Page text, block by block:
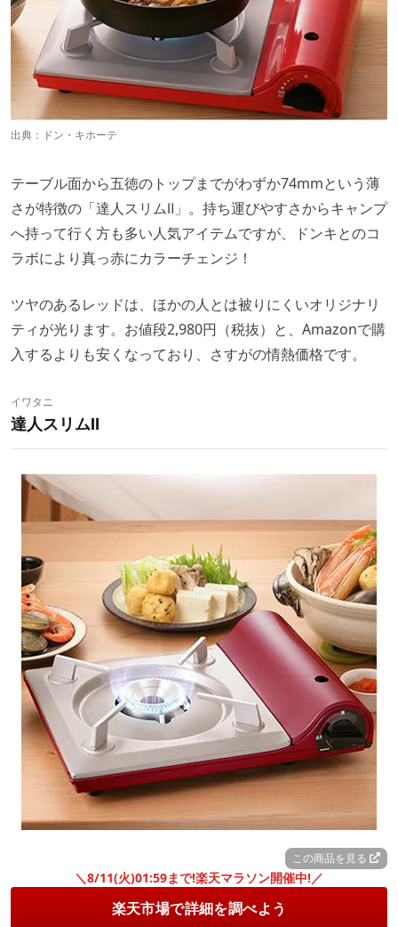
出典： ドン・キホーテ
テーブル面から五徳のトップまでがわずか74mmという薄
さが特徴の「達人スリムⅡ」。持ち運びやすさからキャンプ
へ持って行く方も多い人気アイテムですが、ドンキとのコ
ラボにより真っ赤にカラーチェンジ！
ツヤのあるレッドは、ほかの人とは被りにくいオリジナリ
ティが光ります。お値段2,980円（税抜）と、Amazonで購
入するよりも安くなっており、さすがの情熱価格です。
イワタニ
達人スリムⅡ
この商品を見る
＼8/11(火)01:59まで!楽天マラソン開催中!／
楽天市場で詳細を調べよう